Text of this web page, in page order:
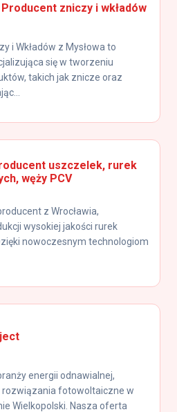
Producent zniczy i wkładów
i Wkładów z Mysłowa to
się w tworzeniu
takich jak znicze oraz
uszczelek, rurek
węży PCV
z Wrocławia,
wysokiej jakości rurek
nowoczesnym technologiom
energii odnawialnej,
fotowoltaiczne w
Wielkopolski. Nasza oferta